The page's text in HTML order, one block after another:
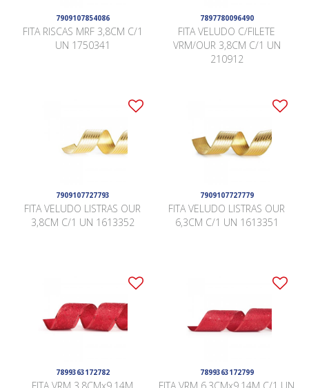
7909107854086
FITA RISCAS MRF 3,8CM C/1
UN 1750341
7897780096490
FITA VELUDO C/FILETE
VRM/OUR 3,8CM C/1 UN
210912
7909107727793
FITA VELUDO LISTRAS OUR
3,8CM C/1 UN 1613352
7909107727779
FITA VELUDO LISTRAS OUR
6,3CM C/1 UN 1613351
7899363172782 7899363172799